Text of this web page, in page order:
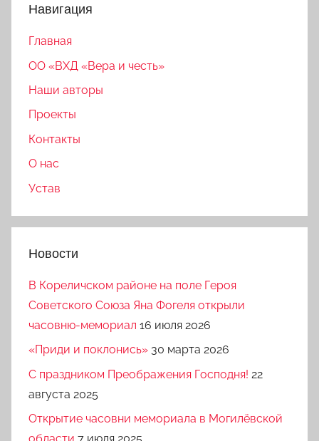
Навигация
Главная
ОО «ВХД «Вера и честь»
Наши авторы
Проекты
Контакты
О нас
Устав
Новости
В Кореличском районе на поле Героя
Советского Союза Яна Фогеля открыли
часовню-мемориал 16 июля 2026
«Приди и поклонись» 30 марта 2026
C праздником Преображения Господня! 22
августа 2025
Открытие часовни мемориала в Могилёвской